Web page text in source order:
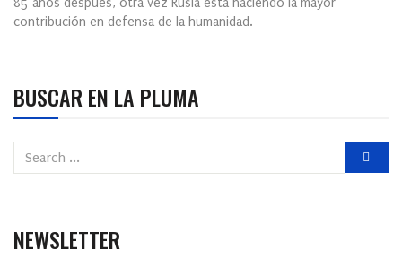
85 años después, otra vez Rusia está haciendo la mayor
contribución en defensa de la humanidad.
BUSCAR EN LA PLUMA
NEWSLETTER